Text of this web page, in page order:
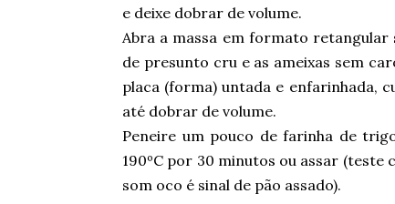
e deixe dobrar de volume.
Abra a massa em formato retangular
de presunto cru e as ameixas sem
placa (forma) untada e enfarinhada,
até dobrar de volume.
Peneire um pouco de farinha de
190ºC por 30 minutos ou assar
som oco é sinal de pão assado).